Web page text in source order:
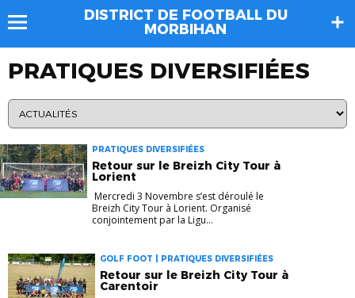
DISTRICT DE FOOTBALL DU
MORBIHAN
PRATIQUES DIVERSIFIÉES
PRATIQUES DIVERSIFIÉES
Retour sur le Breizh City Tour à
Lorient
Mercredi 3 Novembre s’est déroulé le
Breizh City Tour à Lorient. Organisé
conjointement par la Ligu...
GOLF FOOT | PRATIQUES DIVERSIFIÉES
Retour sur le Breizh City Tour à
Carentoir